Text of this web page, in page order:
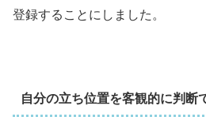
登録することにしました。
自分の立ち位置を客観的に判断